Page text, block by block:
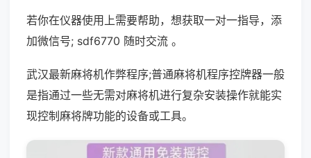
若你在仪器使用上需要帮助，想获取一对一指导，添
加微信号; sdf6770 随时交流 。
武汉最新麻将机作弊程序;普通麻将机程序控牌器一般
是指通过一些无需对麻将机进行复杂安装操作就能实
现控制麻将牌功能的设备或工具。